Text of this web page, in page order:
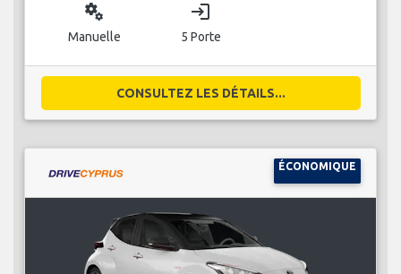
miscellaneous_services
Manuelle
login
5 Porte
CONSULTEZ LES DÉTAILS...
ÉCONOMIQUE